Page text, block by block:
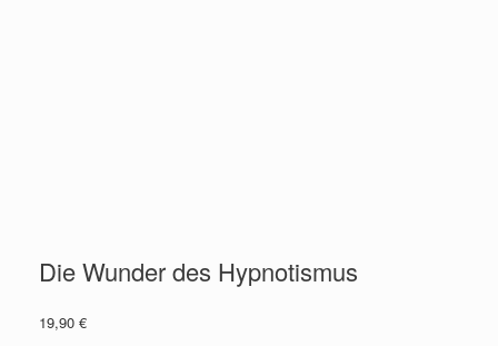
Die Wunder des Hypnotismus
19,90 €